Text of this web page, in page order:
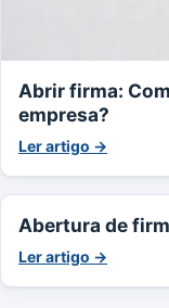
Abrir firma:
empresa?
Ler artigo →
Abertura de
Ler artigo →